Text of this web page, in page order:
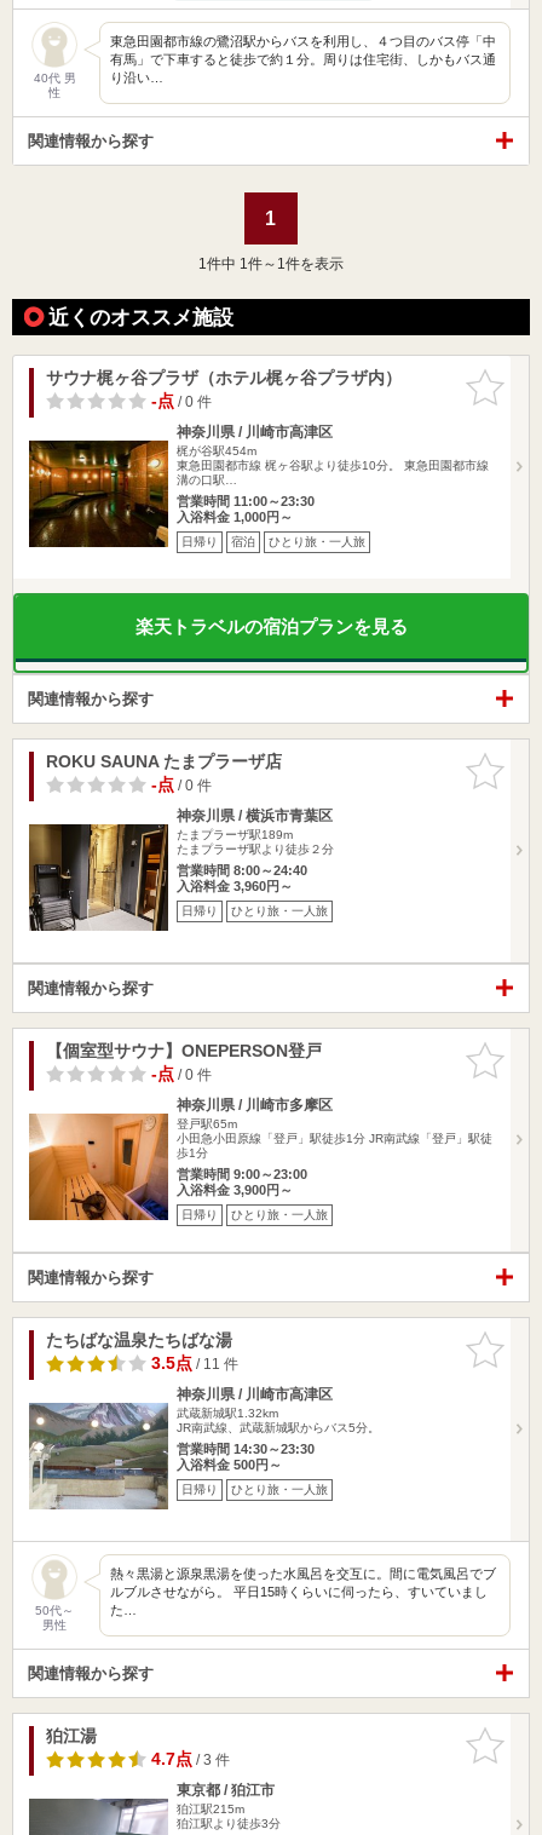
40代 男
性
東急田園都市線の鷺沼駅からバスを利用し、４つ目のバス停「中
有馬」で下車すると徒歩で約１分。周りは住宅街、しかもバス通
り沿い…
関連情報から探す
1
1 件中 1件～1件を表示
近くのオススメ施設
お気に入
りに追加
サウナ梶ヶ谷プラザ（ホテル梶ヶ谷プラザ内）
-点/ 0 件
神奈川県 / 川崎市高津区
梶が谷駅454m
東急田園都市線 梶ヶ谷駅より徒歩10分。 東急田園都市線
溝の口駅…
営業時間 11:00～23:30
入浴料金 1,000円～
日帰り 宿泊 ひとり旅・一人旅
楽天トラベルの宿泊プランを見る
関連情報から探す
お気に入
りに追加
ROKU SAUNA たまプラーザ店
-点/ 0 件
神奈川県 / 横浜市青葉区
たまプラーザ駅189m
たまプラーザ駅より徒歩２分
営業時間 8:00～24:40
入浴料金 3,960円～
日帰り ひとり旅・一人旅
関連情報から探す
お気に入
りに追加
【個室型サウナ】ONEPERSON登戸
-点/ 0 件
神奈川県 / 川崎市多摩区
登戸駅65m
小田急小田原線「登戸」駅徒歩1分 JR南武線「登戸」駅徒
歩1分
営業時間 9:00～23:00
入浴料金 3,900円～
日帰り ひとり旅・一人旅
関連情報から探す
お気に入
りに追加
たちばな温泉たちばな湯
3.5点/ 11 件
神奈川県 / 川崎市高津区
武蔵新城駅1.32km
JR南武線、武蔵新城駅からバス5分。
営業時間 14:30～23:30
入浴料金 500円～
日帰り ひとり旅・一人旅
50代～
男性
熱々黒湯と源泉黒湯を使った水風呂を交互に。間に電気風呂でブ
ルブルさせながら。 平日15時くらいに伺ったら、すいていまし
た…
関連情報から探す
お気に入
りに追加
狛江湯
4.7点/ 3 件
東京都 / 狛江市
狛江駅215m
狛江駅より徒歩3分